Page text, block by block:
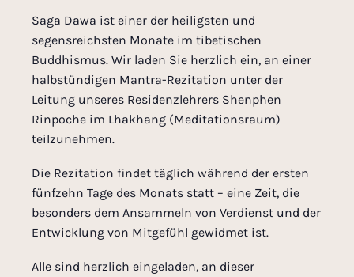
Saga Dawa ist einer der heiligsten und
segensreichsten Monate im tibetischen
Buddhismus. Wir laden Sie herzlich ein, an einer
halbstündigen Mantra-Rezitation unter der
Leitung unseres Residenzlehrers Shenphen
Rinpoche im Lhakhang (Meditationsraum)
teilzunehmen.
Die Rezitation findet täglich während der ersten
fünfzehn Tage des Monats statt – eine Zeit, die
besonders dem Ansammeln von Verdienst und der
Entwicklung von Mitgefühl gewidmet ist.
Alle sind herzlich eingeladen, an dieser